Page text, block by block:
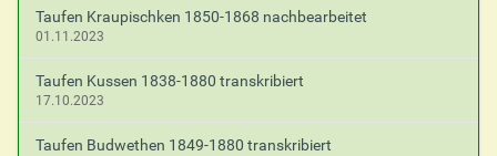
Taufen Kraupischken 1850-1868 nachbearbeitet
01.11.2023
Taufen Kussen 1838-1880 transkribiert
17.10.2023
Taufen Budwethen 1849-1880 transkribiert